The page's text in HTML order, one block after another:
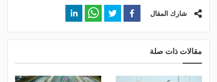
شارك المقال
مقالات ذات صلة